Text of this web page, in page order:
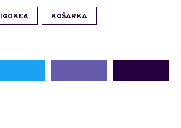
IGOKEA KOŠARKA